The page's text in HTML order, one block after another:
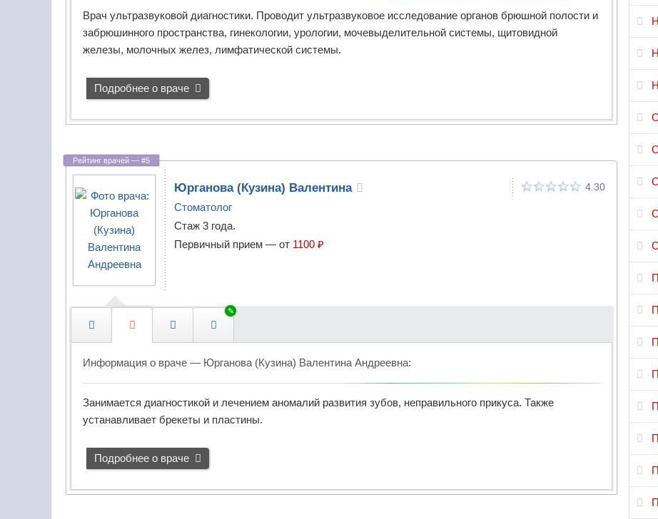
н
и
я
о
п
п
е
е
и
л
е
н
ЛОРы
(отоларингологи)
хирурги
терапевты
Массажисты
Микологи
Наркологи
Нейропсихологи
Нейрофизиологи
Неонатологи
Нефрологи
Врач ультразвуковой диагностики. Проводит ультразвуковое исследование органов брюшной полости и
забрюшинного пространства, гинекологии, урологии, мочевыделительной системы, щитовидной
железы, молочных желез, лимфатической системы.
Подробнее о враче
Юрганова(Кузина) Валентина
Стоматолог
Стаж 3 года.
Первичный прием — от 1100 ₽
4.30
Информация о враче — Юрганова (Кузина) Валентина Андреевна:
Занимается диагностикой и лечением аномалий развития зубов, неправильного прикуса. Также
устанавливает брекеты и пластины.
Подробнее о враче